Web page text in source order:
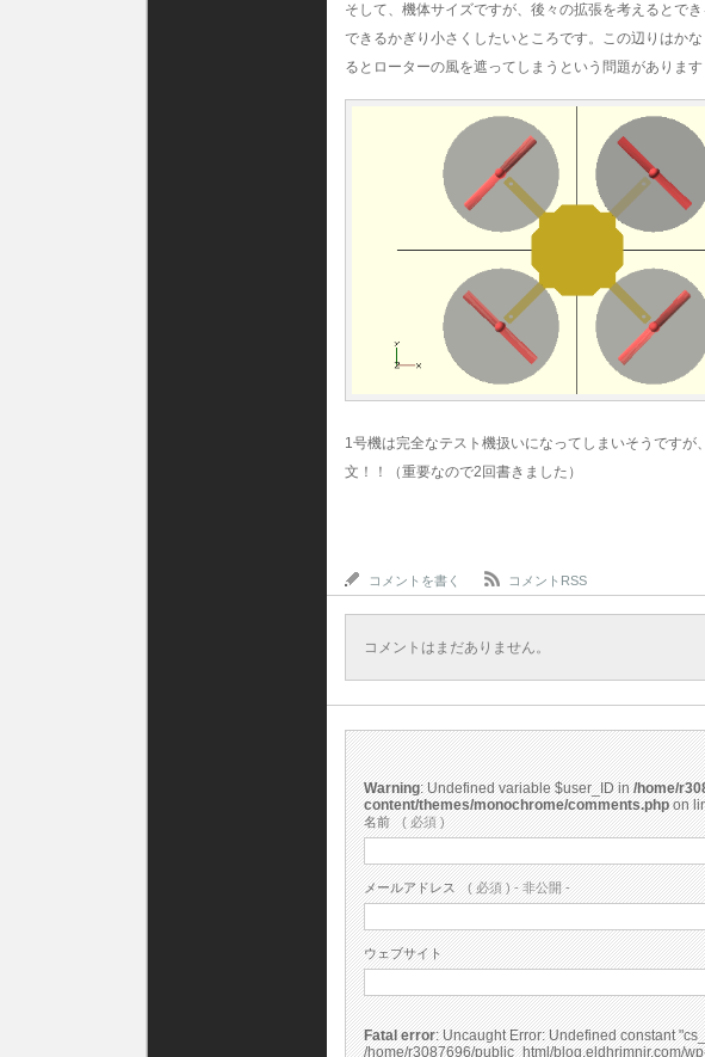
そして、機体サイズですが、後々の拡張を考えるとで
できるかぎり小さくしたいところです。この辺りはか
るとローターの風を遮ってしまうという問題がありま
1号機は完全なテスト機扱いになってしまいそうです
文！！（重要なので2回書きました）
コメントを書く コメントRSS
コメントはまだありません。
Warning : Undefined variable $user_ID in/home/
content/themes/monochrome/comments.phpon
名前 ( 必須 )
メールアドレス ( 必須 ) - 非公開 -
ウェブサイト
Fatal error: Uncaught Error: Undefined constant "cs_print_smilies" in
/home/r3087696/public_html/blog.eldhrimnir.com/